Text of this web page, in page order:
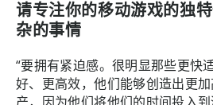
请专注你的移动游戏的独
杂的事情
“要拥有紧迫感。很明显那些更快
好、更高效，他们能够创造出更